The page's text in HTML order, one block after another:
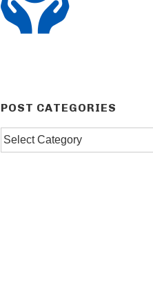
POST CATEGORIES
Post
categories